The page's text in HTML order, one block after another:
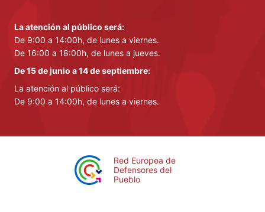
La atención al público será:
De 9:00 a 14:00h, de lunes a viernes.
De 16:00 a 18:00h, de lunes a jueves.
De 15 de junio a 14 de septiembre:
La atención al público será:
De 9:00 a 14:00h, de lunes a viernes.
Red Europea de
Defensores del
Pueblo